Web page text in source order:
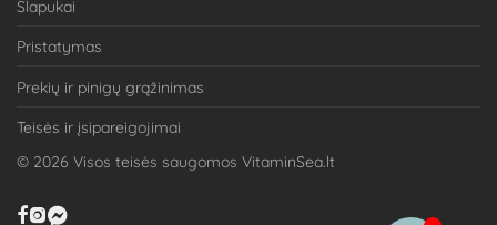
Slapukai
Pristatymas
Prekių ir pinigų grąžinimas
Teisės ir įsipareigojimai
© 2026 Visos teisės saugomos VitaminSea.lt